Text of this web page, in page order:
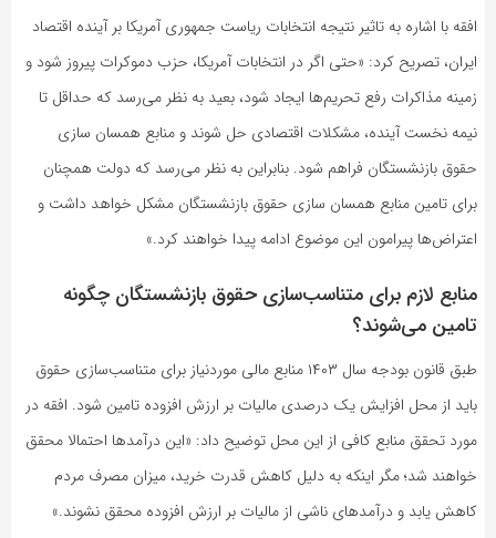
افقه با اشاره به تاثیر نتیجه انتخابات ریاست جمهوری آمریکا بر آینده اقتصاد
ایران، تصریح کرد: «حتی اگر در انتخابات آمریکا، حزب دموکرات پیروز شود و
زمینه مذاکرات رفع تحریم‌ها ایجاد شود، بعید به نظر می‌رسد که حداقل تا
نیمه نخست آینده، مشکلات اقتصادی حل شوند و منابع همسان سازی
حقوق بازنشستگان فراهم شود. بنابراین به نظر می‌رسد که دولت همچنان
برای تامین منابع همسان سازی حقوق بازنشستگان مشکل خواهد داشت و
اعتراض‌ها پیرامون این موضوع ادامه پیدا خواهند کرد.»
منابع لازم برای متناسب‌سازی حقوق بازنشستگان چگونه
تامین می‌شوند؟
طبق قانون بودجه سال ۱۴۰۳ منابع مالی موردنیاز برای متناسب‌سازی حقوق
باید از محل افزایش یک درصدی مالیات بر ارزش افزوده تامین شود. افقه در
مورد تحقق منابع کافی از این محل توضیح داد: «این درآمدها احتمالا محقق
خواهند شد؛ مگر اینکه به دلیل کاهش قدرت خرید، میزان مصرف مردم
کاهش یابد و درآمدهای ناشی از مالیات بر ارزش افزوده محقق نشوند.»